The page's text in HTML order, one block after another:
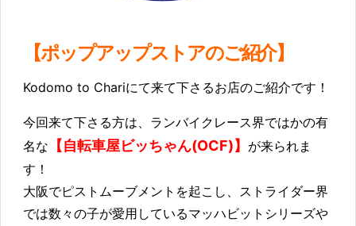
【ポップアップストアのご紹介】
Kodomo to Chariにて来て下さるお店のご紹介です！
今回来て下さる方は、ランバイクレース界ではかの有
名な 【自転車屋ビッちゃん(OCF)】 が来られま
す！
大阪でピストムーブメントを起こし、ストライダー界
では数々の子が愛用しているマッハビットシリーズや